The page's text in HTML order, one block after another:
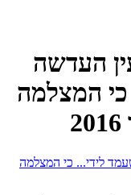
העדשה
המצלמה